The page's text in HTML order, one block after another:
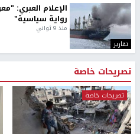
تقارير
الإعلام العبري:
رواية سياسية"
منذ 9 ثواني
تصريحات خاصة
تصريحات خاصة